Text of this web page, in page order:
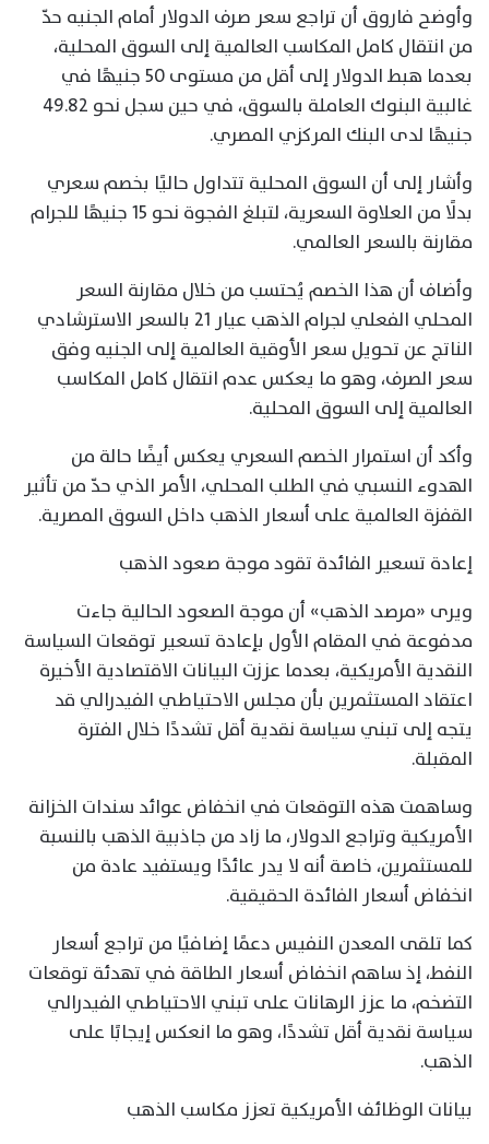
وأوضح فاروق أن تراجع سعر صرف الدولار أمام الجنيه حدّ
من انتقال كامل المكاسب العالمية إلى السوق المحلية،
بعدما هبط الدولار إلى أقل من مستوى 50 جنيهًا في
غالبية البنوك العاملة بالسوق، في حين سجل نحو 49.82
جنيهًا لدى البنك المركزي المصري.
وأشار إلى أن السوق المحلية تتداول حاليًا بخصم سعري
بدلًا من العلاوة السعرية، لتبلغ الفجوة نحو 15 جنيهًا للجرام
مقارنة بالسعر العالمي.
وأضاف أن هذا الخصم يُحتسب من خلال مقارنة السعر
المحلي الفعلي لجرام الذهب عيار 21 بالسعر الاسترشادي
الناتج عن تحويل سعر الأوقية العالمية إلى الجنيه وفق
سعر الصرف، وهو ما يعكس عدم انتقال كامل المكاسب
العالمية إلى السوق المحلية.
وأكد أن استمرار الخصم السعري يعكس أيضًا حالة من
الهدوء النسبي في الطلب المحلي، الأمر الذي حدّ من تأثير
القفزة العالمية على أسعار الذهب داخل السوق المصرية.
إعادة تسعير الفائدة تقود موجة صعود الذهب
ويرى «مرصد الذهب» أن موجة الصعود الحالية جاءت
مدفوعة في المقام الأول بإعادة تسعير توقعات السياسة
النقدية الأمريكية، بعدما عززت البيانات الاقتصادية الأخيرة
اعتقاد المستثمرين بأن مجلس الاحتياطي الفيدرالي قد
يتجه إلى تبني سياسة نقدية أقل تشددًا خلال الفترة
المقبلة.
وساهمت هذه التوقعات في انخفاض عوائد سندات الخزانة
الأمريكية وتراجع الدولار، ما زاد من جاذبية الذهب بالنسبة
للمستثمرين، خاصة أنه لا يدر عائدًا ويستفيد عادة من
انخفاض أسعار الفائدة الحقيقية.
كما تلقى المعدن النفيس دعمًا إضافيًا من تراجع أسعار
النفط، إذ ساهم انخفاض أسعار الطاقة في تهدئة توقعات
التضخم، ما عزز الرهانات على تبني الاحتياطي الفيدرالي
سياسة نقدية أقل تشددًا، وهو ما انعكس إيجابًا على
الذهب.
بيانات الوظائف الأمريكية تعزز مكاسب الذهب